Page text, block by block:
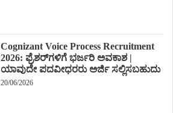
Cognizant Voice Process Recruitment
2026: ಫ್ರೆಶರ್‌ಗಳಿಗೆ ಭರ್ಜರಿ ಅವಕಾಶ |
ಯಾವುದೇ ಪದವೀಧರರು ಅರ್ಜಿ ಸಲ್ಲಿಸಬಹುದು
20/06/2026